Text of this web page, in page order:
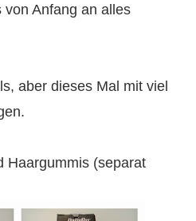
Anfang an alles
aber dieses Mal mit viel
Haargummis (separat